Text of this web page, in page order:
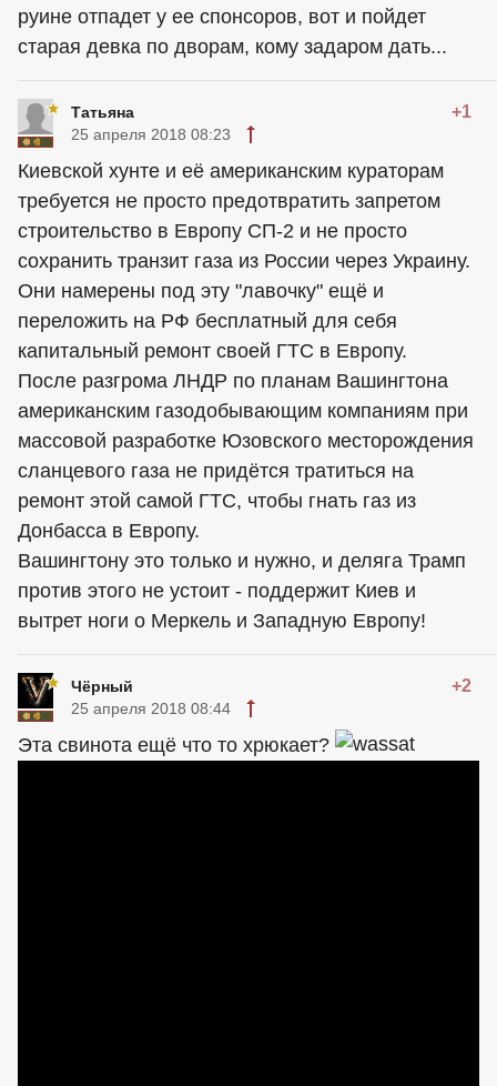
руине отпадет у ее спонсоров, вот и пойдет
старая девка по дворам, кому задаром дать...
Татьяна +1
25 апреля 2018 08:23
Киевской хунте и её американским кураторам
требуется не просто предотвратить запретом
строительство в Европу СП-2 и не просто
сохранить транзит газа из России через Украину.
Они намерены под эту "лавочку" ещё и
переложить на РФ бесплатный для себя
капитальный ремонт своей ГТС в Европу.
После разгрома ЛНДР по планам Вашингтона
американским газодобывающим компаниям при
массовой разработке Юзовского месторождения
сланцевого газа не придётся тратиться на
ремонт этой самой ГТС, чтобы гнать газ из
Донбасса в Европу.
Вашингтону это только и нужно, и деляга Трамп
против этого не устоит - поддержит Киев и
вытрет ноги о Меркель и Западную Европу!
Чёрный +2
25 апреля 2018 08:44
Эта свинота ещё что то хрюкает?